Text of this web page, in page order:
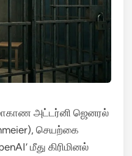
அட்டர்னி ஜெனரல்
செயற்கை
மீது கிரிமினல்